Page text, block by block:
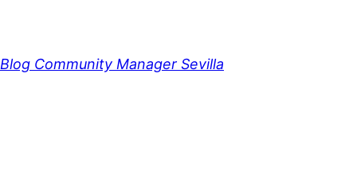
contenido
Blog Community Manager Sevilla